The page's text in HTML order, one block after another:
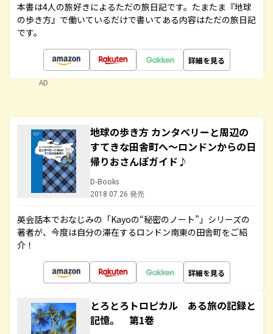
本書は4人の旅好きによるただの旅日記です。たまたま『地球
の歩き方』で働いているだけで書いてある内容はただの旅日記
です。
詳細を見る
AD
地球の歩き方 カンタベリーと周辺の
すてきな田舎町へ～ロンドンからの日
帰りおさんぽガイド♪
D-Books
2018.07.26 発売
英会話本でおなじみの「Kayoの“秘密のノート”」シリーズの
著者が、今度は自分の滞在するロンドン南東の田舎町をご紹
介！
詳細を見る
とろとろトロピカル ある旅の記録と
記憶。 第1巻